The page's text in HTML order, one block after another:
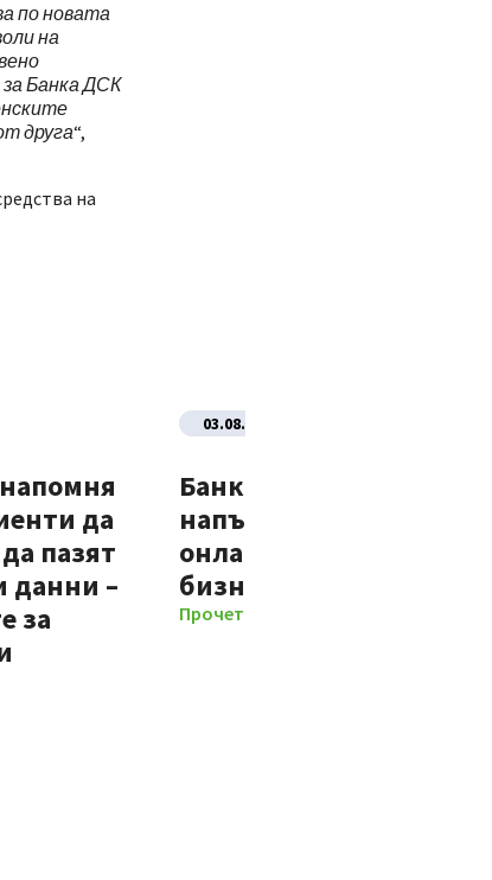
по новата
на
Банка ДСК
друга“,
на
да
пазят
данни –
за
03.08.2026
Банка ДСК стартира
напълно
онлайн процес за нови
бизнес клиенти
Прочети повече